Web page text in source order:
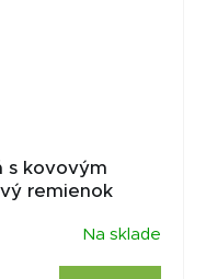
s kovovým
remienok
Na sklade